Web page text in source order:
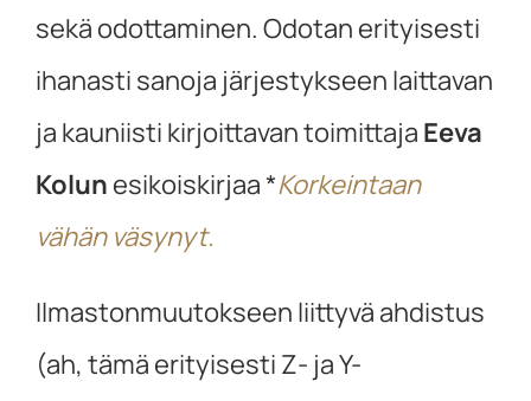
sekä odottaminen. Odotan erityisesti
ihanasti sanoja järjestykseen laittavan
ja kauniisti kirjoittavan toimittaja Eeva
Kolun esikoiskirjaa *Korkeintaan
vähän väsynyt.
Ilmastonmuutokseen liittyvä ahdistus
(ah, tämä erityisesti Z- ja Y-